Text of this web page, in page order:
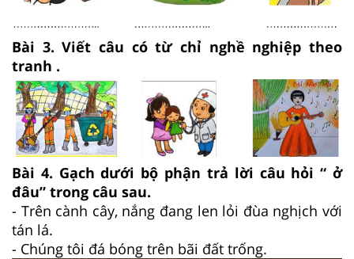
Bài 3. Viết câu có từ chỉ nghề nghiệp theo
tranh .
Bài 4. Gạch dưới bộ phận trả lời câu hỏi “ ở
đâu” trong câu sau.
- Trên cành cây, nắng đang len lỏi đùa nghịch với
tán lá.
- Chúng tôi đá bóng trên bãi đất trống.